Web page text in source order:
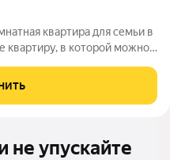
квартира для семьи в
квартиру, в которой можно
места для
не упускайте